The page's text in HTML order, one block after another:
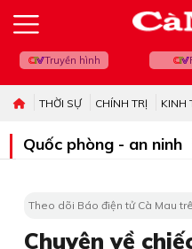
Truyền hình
THỜI SỰ CHÍNH TRỊ KINH
Quốc phòng - an ninh
Theo dõi Báo điện tử Cà Mau
Chuyện về